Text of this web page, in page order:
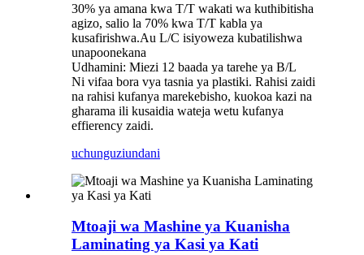
30% ya amana kwa T/T wakati wa kuthibitisha
agizo, salio la 70% kwa T/T kabla ya
kusafirishwa.Au L/C isiyoweza kubatilishwa
unapoonekana
Udhamini: Miezi 12 baada ya tarehe ya B/L
Ni vifaa bora vya tasnia ya plastiki. Rahisi zaidi
na rahisi kufanya marekebisho, kuokoa kazi na
gharama ili kusaidia wateja wetu kufanya
effierency zaidi.
uchunguziundani
Mtoaji wa Mashine ya Kuanisha
Laminating ya Kasi ya Kati